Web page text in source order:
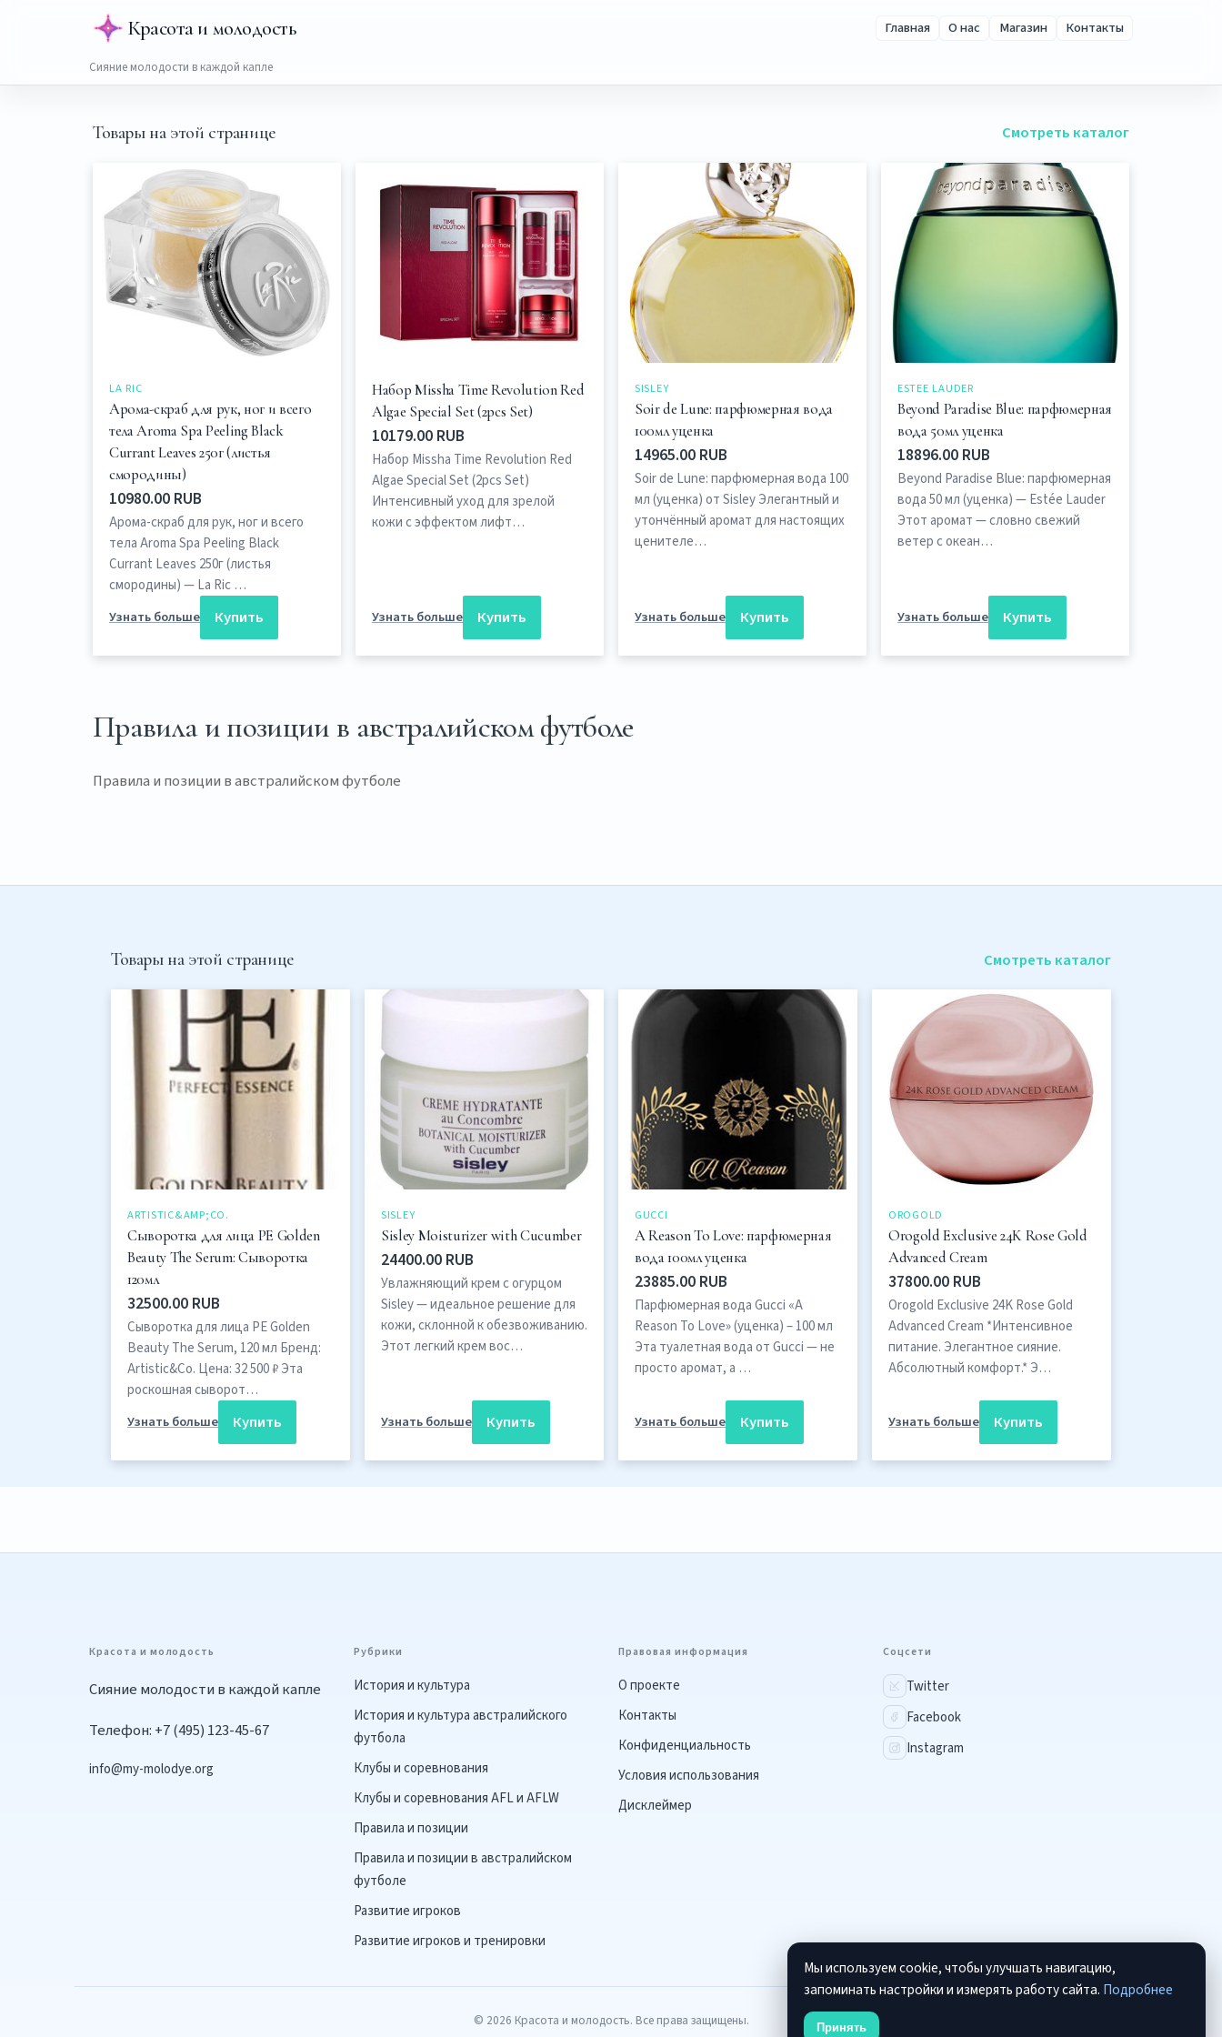
Красота и молодость Главная О нас Магазин Контакты
Сияние молодости в каждой капле
Товары на этой странице Смотреть каталог
LA RIC
Арома-скраб для рук, ног и всего
тела Aroma Spa Peeling Black
Currant Leaves 250г (листья
смородины)
10980.00 RUB
Арома-скраб для рук, ног и всего
тела Aroma Spa Peeling Black
Currant Leaves 250г (листья
смородины) — La Ric …
Узнать больше
Купить
Набор Missha Time Revolution Red
Algae Special Set (2pcs Set)
10179.00 RUB
Набор Missha Time Revolution Red
Algae Special Set (2pcs Set)
Интенсивный уход для зрелой
кожи с эффектом лифт…
Узнать больше Купить
SISLEY
Soir de Lune: парфюмерная вода
100мл уценка
14965.00 RUB
Soir de Lune: парфюмерная вода 100
мл (уценка) от Sisley Элегантный и
утончённый аромат для настоящих
ценителе…
Узнать больше Купить
ESTEE LAUDER
Beyond Paradise Blue: парфюмерная
вода 50мл уценка
18896.00 RUB
Beyond Paradise Blue: парфюмерная
вода 50 мл (уценка) — Estée Lauder
Этот аромат — словно свежий
ветер с океан…
Узнать больше Купить
Правила и позиции в австралийском футболе
Правила и позиции в австралийском футболе
Товары на этой странице Смотреть каталог
ARTISTIC&AMP;CO.
Сыворотка для лица PE Golden
Beauty The Serum: Сыворотка
120мл
32500.00 RUB
Сыворотка для лица PE Golden
Beauty The Serum, 120 мл Бренд:
Artistic&Co. Цена: 32 500 ₽ Эта
роскошная сыворот…
Узнать больше
Купить
SISLEY
Sisley Moisturizer with Cucumber
24400.00 RUB
Увлажняющий крем с огурцом
Sisley — идеальное решение для
кожи, склонной к обезвоживанию.
Этот легкий крем вос…
Узнать больше Купить
GUCCI
A Reason To Love: парфюмерная
вода 100мл уценка
23885.00 RUB
Парфюмерная вода Gucci «A
Reason To Love» (уценка) – 100 мл
Эта туалетная вода от Gucci — не
просто аромат, а …
Узнать больше Купить
OROGOLD
Orogold Exclusive 24K Rose Gold
Advanced Cream
37800.00 RUB
Orogold Exclusive 24K Rose Gold
Advanced Cream *Интенсивное
питание. Элегантное сияние.
Абсолютный комфорт.* Э…
Узнать больше Купить
Красота и молодость
Сияние молодости в каждой капле
Телефон: +7 (495) 123-45-67
info@my-molodye.org
Рубрики
История и культура
История и культура австралийского
футбола
Клубы и соревнования
Клубы и соревнования AFL и AFLW
Правила и позиции
Правила и позиции в австралийском
футболе
Развитие игроков
Развитие игроков и тренировки
Правовая информация
О проекте
Контакты
Конфиденциальность
Условия использования
Дисклеймер
Соцсети
Twitter
Facebook
Instagram
© 2026 Красота и молодость. Все права защищены.
Мы используем cookie, чтобы улучшать навигацию,
запоминать настройки и измерять работу сайта. Подробнее
Принять